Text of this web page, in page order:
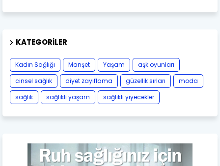
KATEGORILER
Kadın Sağlığı Manşet Yaşam
aşk oyunları
cinsel sağlık
diyet zayıflama güzellik sırları
moda
sağlık
sağlıklı yaşam sağlıklı yiyecekler